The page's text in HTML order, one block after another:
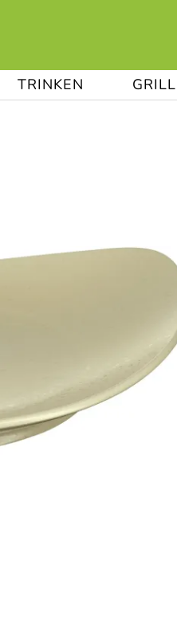
TRINKEN